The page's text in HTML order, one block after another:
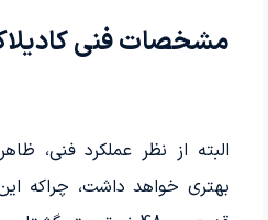
مشخصات فنی کادیلاک
البته از نظر عملکرد فنی،